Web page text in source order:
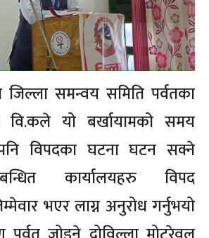
जिल्ला समन्वय समिति पर्वतका
वि.कले यो बर्खायामको समय
विपदका घटना घटन सक्ने
कार्यालयहरु विपद
भएर लाग्न अनुरोध गर्नुभयो